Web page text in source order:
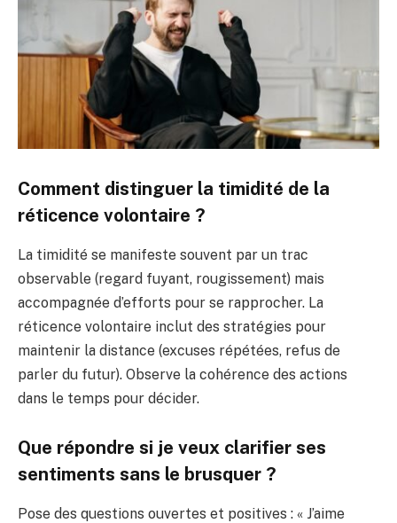
Comment distinguer la timidité de la
réticence volontaire ?
La timidité se manifeste souvent par un trac
observable (regard fuyant, rougissement) mais
accompagnée d’efforts pour se rapprocher. La
réticence volontaire inclut des stratégies pour
maintenir la distance (excuses répétées, refus de
parler du futur). Observe la cohérence des actions
dans le temps pour décider.
Que répondre si je veux clarifier ses
sentiments sans le brusquer ?
Pose des questions ouvertes et positives : « J’aime